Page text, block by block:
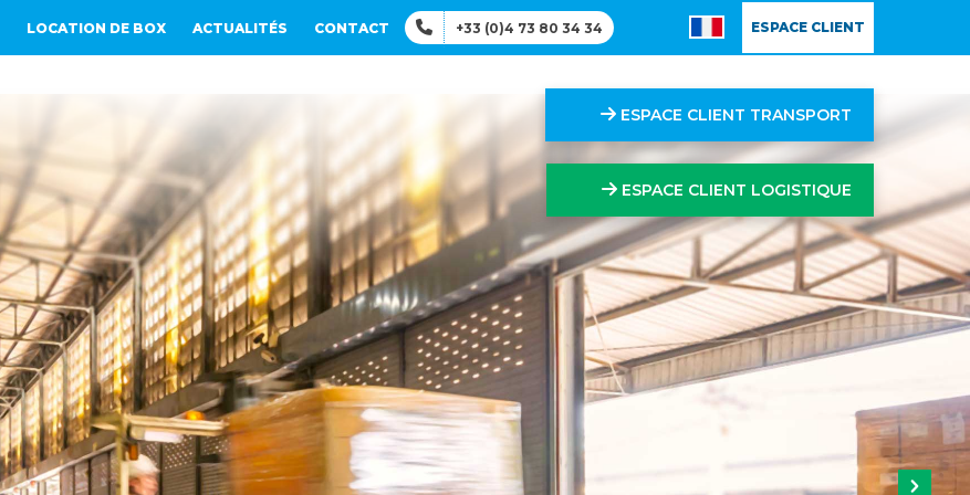
+33 (0)4 73 80 34 34
LOCATION DE BOX ACTUALITÉS CONTACT ESPACE CLIENT
ESPACE CLIENT TRANSPORT
ESPACE CLIENT LOGISTIQUE